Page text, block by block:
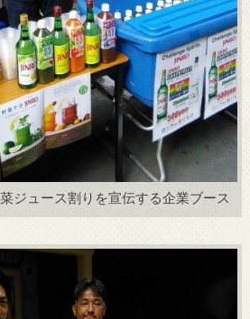
ジュース割りを宣伝する企業ブース